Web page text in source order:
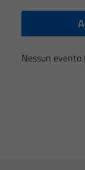
Nessun evento